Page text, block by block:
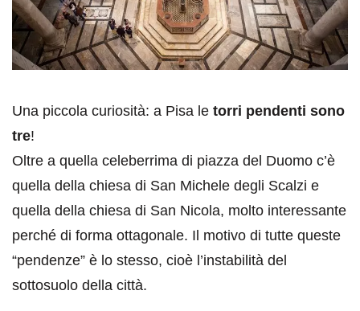
Una piccola curiosità: a Pisa le torri pendenti sono
tre!
Oltre a quella celeberrima di piazza del Duomo c’è
quella della chiesa di San Michele degli Scalzi e
quella della chiesa di San Nicola, molto interessante
perché di forma ottagonale. Il motivo di tutte queste
“pendenze” è lo stesso, cioè l’instabilità del
sottosuolo della città.